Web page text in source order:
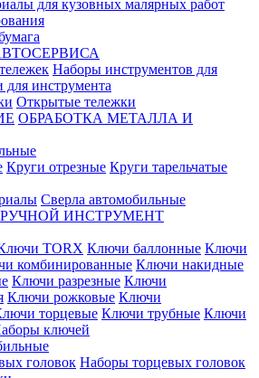
для кузовных малярных работ
Наборы инструментов для
для инструмента
Открытые тележки
ОБРАБОТКА МЕТАЛЛА И
Круги отрезные Круги тарельчатые
Сверла автомобильные
РУЧНОЙ ИНСТРУМЕНТ
TORX Ключи баллонные Ключи
комбинированные Ключи накидные
Ключи разрезные Ключи
Ключи рожковые Ключи
торцевые Ключи трубные Ключи
ключей
головок Наборы торцевых головок